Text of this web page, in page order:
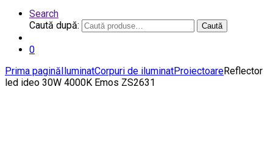
Search
Caută după:
Caută
0
Prima paginăIluminatCorpuri de iluminatProiectoareReflector
led ideo 30W 4000K Emos ZS2631